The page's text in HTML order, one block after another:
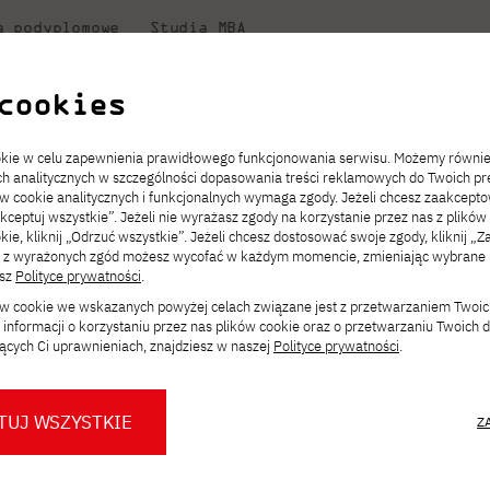
podyplomowe Studia MBA
Transfer z innej uczelni
Opłaty za studia
Redukcja czesnego
Stypendia
Dni otwarte PJATK Gdańsk
Warto wiedzieć
Studia stacjonarne I st. PL
Studia niestacjonarne I st. PL
Kontakt w Gdańsku
Erasmus+
Uczelnie partnerskie
Dla studentów
Mobilność kadry
JICA
Wirtualna Polska
Orange Polska
Biuro prasowe PJATK
Press pack
Komunikaty
Godziny otwarcia
Przebieg studiów
Dla nowych studentów
Fotografie Bolesławy i Edmunda Zdanowskich 1945-1970”. PJATK
Gdyni.
1945-
Głównym wystawy „Światło
w celu zapewnienia prawidłowego funkcjonowania serwisu. Możemy
analitycznych w szczególności dopasowania treści reklamowych do Twoich
cookie analitycznych i funkcjonalnych wymaga zgody. Jeżeli chcesz
wszystkie”. Jeżeli nie wyrażasz zgody na korzystanie przez nas z
kliknij „Odrzuć wszystkie”. Jeżeli chcesz dostosować swoje zgody, kliknij
wyrażonych zgód możesz wycofać w każdym momencie, zmieniając wybrane
Polityce prywatności.
cookie we wskazanych powyżej celach związane jest z przetwarzaniem
o korzystaniu przez nas plików cookie oraz o przetwarzaniu Twoich
Ci uprawnieniach, znajdziesz w naszej Polityce prywatności.
WSZYSTKIE